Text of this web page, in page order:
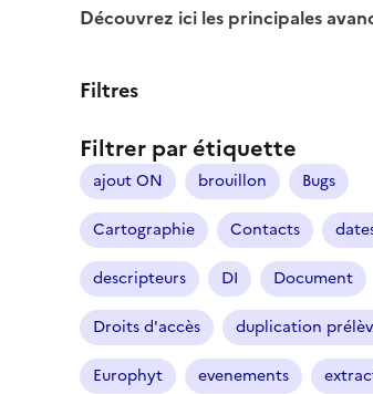
Découvrez ici les principales
Filtres
Filtrer par étiquette
ajout ON brouillon Bugs
Cartographie Contacts
descripteurs DI Document
Droits d'accès duplication
Europhyt evenements